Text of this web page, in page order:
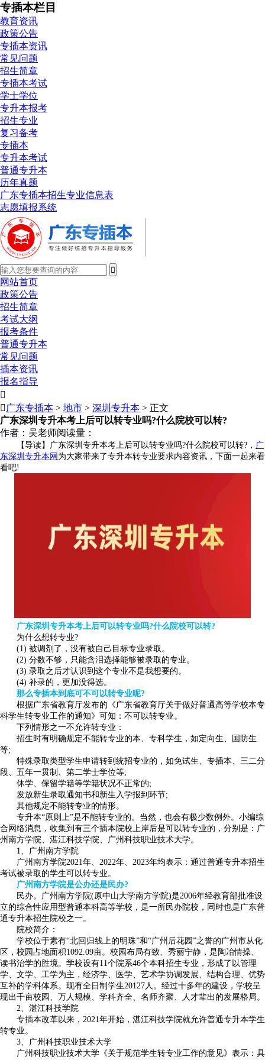
专插本栏目
教育资讯
政策公告
专插本资讯
常见问题
招生简章
专插本考试
学士学位
专升本报考
招生专业
复习备考
专插本
专升本考试
普通专升本
历年真题
广东专插本招生专业信息表
志愿填报系统
网站首页
政策公告
招生简章
考试大纲
报考条件
普通专升本
常见问题
插本资讯
报名指导

 广东专插本 > 地市 > 深圳专升本 > 正文
广东深圳专升本考上后可以转专业吗?什么院校可以转?
作者：吴老师阅读量：
【导读】广东深圳专升本考上后可以转专业吗?什么院校可以转?， 广
东深圳专升本网 为大家带来了专升本转专业要求内容资讯，下面一起来看
看吧!
广东深圳专升本考上后可以转专业吗?什么院校可以转?
为什么想转专业?
(1) 被调剂了，没有被自己目标专业录取。
(2) 分数不够，只能含泪选择能够被录取的专业。
(3) 录取之后才认识到这个专业不是我想要的。
(4) 补录的，更加没得选。
那么专插本到底可不可以转专业呢?
根据广东省教育厅发布的《广东省教育厅关于做好普通高等学校本专
科学生转专业工作的通知》可知：不可以转专业。
下列情形之一不允许转专业：
招生时有明确规定不能转专业的本、专科学生，如定向生、国防生
等;
特殊录取类型学生申请转到统招专业的，如免试生、专插本、三二分
段、五年一贯制、第二学士学位等;
休学、保留学籍等学籍状况不正常的;
发放新生录取通知书和新生入学报到环节;
其他规定不能转专业的情形。
专升本“原则上”是不能转专业的。当然，也会有极少数例外。小编综
合网络消息，收集到有三个插本院校上岸后是可以转专业的，分别是：广
州南方学院、湛江科技学院、广州科技职业技术大学。
1、广州南方学院
广州南方学院2021年、2022年、2023年均表示：通过普通专升本招生
考试被录取的学生可以转专业。
广州南方学院是公办还是民办?
民办。广州南方学院(原中山大学南方学院)是2006年经教育部批准设
立的综合性应用型普通本科高等学校，是一所民办院校，同时也是广东普
通专升本招生院校之一。
院校简介：
学校位于素有“北回归线上的明珠”和“广州后花园”之誉的广州市从化
区，校园占地面积1092.09亩。校园布局有致、秀丽宁静，是陶冶情操、
读书治学的胜境。学校设有11个院系46个本科招生专业，形成了以管理
学、文学、工学为主，经济学、医学、艺术学协调发展、结构合理、优势
互补的学科体系。现有全日制学生20127人。经过十多年的建设，学校呈
现出千亩校园、万人规模、学科齐全、名师齐聚、人才辈出的发展格局。
2、湛江科技学院
专插本改革以来，2021年开始，湛江科技学院就允许普通专升本学生
转专业。
3、广州科技职业技术大学
广州科技职业技术大学《关于规范学生转专业工作的意见》表示：具